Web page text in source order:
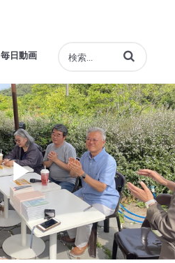
毎日動画 動画の検索語句
Play